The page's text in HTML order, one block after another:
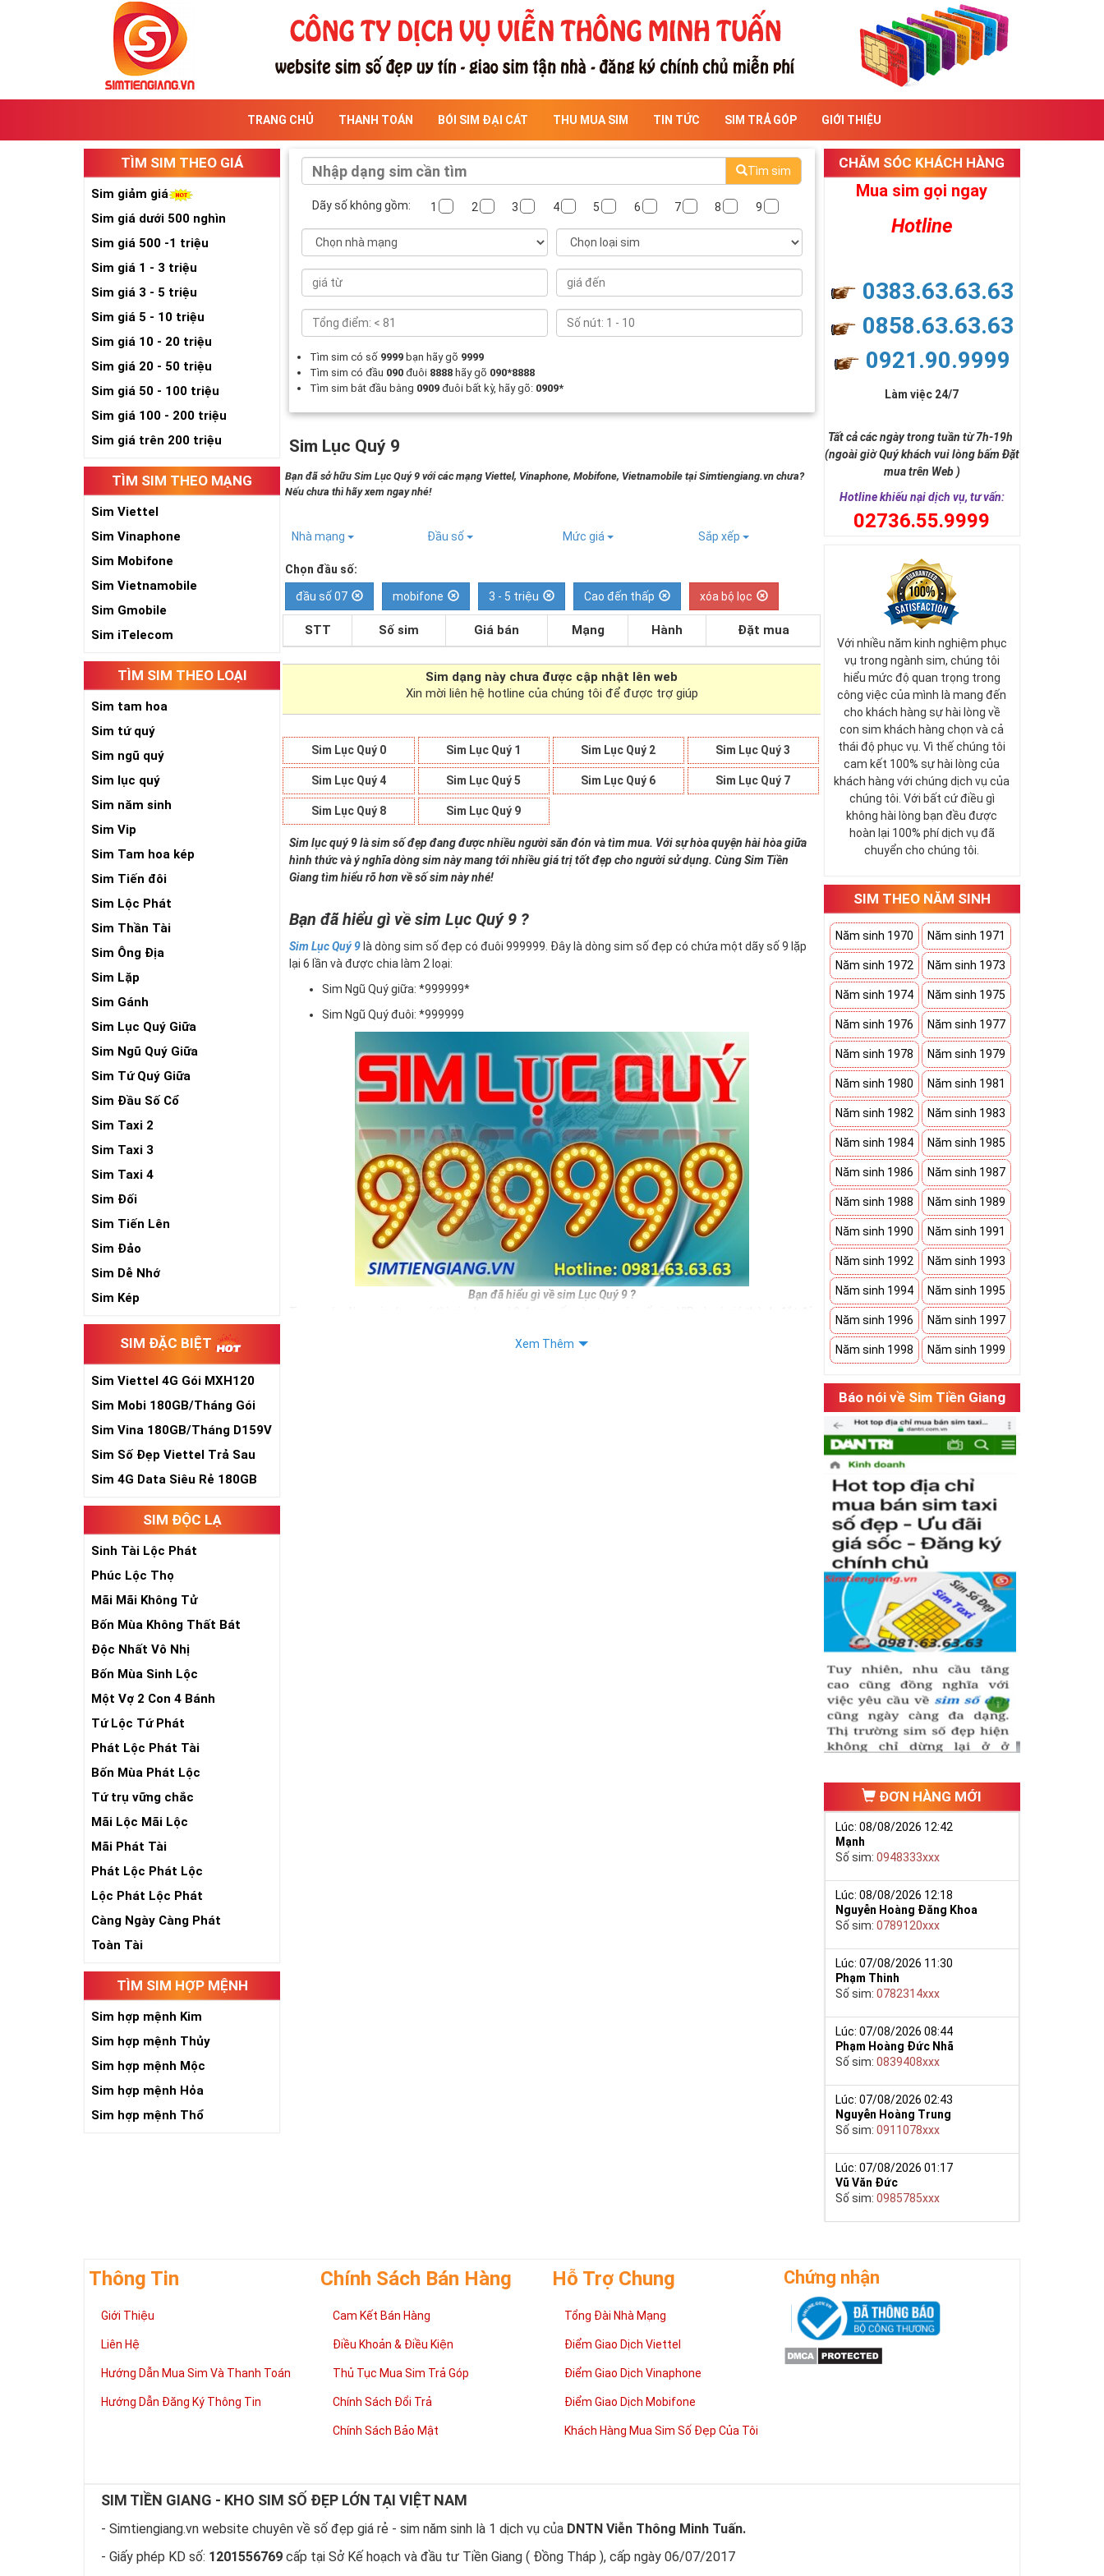
TRANG CHỦ THANH TOÁN BÓI SIM ĐẠI CÁT THU MUA SIM TIN TỨC SIM TRẢ GÓP GIỚI THIỆU
TÌM SIM THEO GIÁ
Sim giảm giá
Sim giá dưới 500 nghìn
Sim giá 500 -1 triệu
Sim giá 1 - 3 triệu
Sim giá 3 - 5 triệu
Sim giá 5 - 10 triệu
Sim giá 10 - 20 triệu
Sim giá 20 - 50 triệu
Sim giá 50 - 100 triệu
Sim giá 100 - 200 triệu
Sim giá trên 200 triệu
TÌM SIM THEO MẠNG
Sim Viettel
Sim Vinaphone
Sim Mobifone
Sim Vietnamobile
Sim Gmobile
Sim iTelecom
TÌM SIM THEO LOẠI
Sim tam hoa
Sim tứ quý
Sim ngũ quý
Sim lục quý
Sim năm sinh
Sim Vip
Sim Tam hoa kép
Sim Tiến đôi
Sim Lộc Phát
Sim Thần Tài
Sim Ông Địa
Sim Lặp
Sim Gánh
Sim Lục Quý Giữa
Sim Ngũ Quý Giữa
Sim Tứ Quý Giữa
Sim Đầu Số Cổ
Sim Taxi 2
Sim Taxi 3
Sim Taxi 4
Sim Đối
Sim Tiến Lên
Sim Đảo
Sim Dễ Nhớ
Sim Kép
SIM ĐẶC BIỆT
Sim Viettel 4G Gói MXH120
Siêu Rẻ
Sim Mobi 180GB/Tháng Gói
TK159
Sim Vina 180GB/Tháng D159V
Sim Số Đẹp Viettel Trả Sau
Sim 4G Data Siêu Rẻ 180GB
SIM ĐỘC LẠ
Sinh Tài Lộc Phát
Phúc Lộc Thọ
Mãi Mãi Không Tử
Bốn Mùa Không Thất Bát
Độc Nhất Vô Nhị
Bốn Mùa Sinh Lộc
Một Vợ 2 Con 4 Bánh
Tứ Lộc Tứ Phát
Phát Lộc Phát Tài
Bốn Mùa Phát Lộc
Tứ trụ vững chắc
Mãi Lộc Mãi Lộc
Mãi Phát Tài
Phát Lộc Phát Lộc
Lộc Phát Lộc Phát
Càng Ngày Càng Phát
Toàn Tài
TÌM SIM HỢP MỆNH
Sim hợp mệnh Kim
Sim hợp mệnh Thủy
Sim hợp mệnh Mộc
Sim hợp mệnh Hỏa
Sim hợp mệnh Thổ
Tìm sim
Dãy số không gồm: 1 2 3 4 5 6 7 8 9
Tìm sim có số 9999 bạn hãy gõ 9999
Tìm sim có đầu 090đuôi 8888 hãy gõ 090*8888
Tìm sim bắt đầu bằng 0909 đuôi bất kỳ, hãy gõ: 0909*
Sim Lục Quý 9
Bạn đã sở hữu Sim Lục Quý 9 với các mạng Viettel, Vinaphone, Mobifone, Vietnamobile tại Simtiengiang.vn chưa?
Nếu chưa thì hãy xem ngay nhé!
Nhà mạng Đầu số Mức giá Sắp xếp
Chọn đầu số:
đầu số 07 mobifone 3 - 5 triệu Cao đến thấp xóa bộ lọc
STT Số sim Giá bán Mạng Hành Đặt mua
Sim dạng này chưa được cập nhật lên web
Xin mời liên hệ hotline của chúng tôi để được trợ giúp
Sim Lục Quý 0 Sim Lục Quý 1 Sim Lục Quý 2 Sim Lục Quý 3
Sim Lục Quý 4 Sim Lục Quý 5 Sim Lục Quý 6 Sim Lục Quý 7
Sim Lục Quý 8 Sim Lục Quý 9
Sim lục quý 9 là sim số đẹp đang được nhiều người săn đón và tìm mua. Với sự hòa quyện hài hòa giữa
hình thức và ý nghĩa dòng sim này mang tới nhiều giá trị tốt đẹp cho người sử dụng. Cùng Sim Tiền
Giang tìm hiểu rõ hơn về số sim này nhé!
Bạn đã hiểu gì về sim Lục Quý 9 ?
Sim Lục Quý 9 là dòng sim số đẹp có đuôi 999999. Đây là dòng sim số đẹp có chứa một dãy số 9 lặp
lại 6 lần và được chia làm 2 loại:
Sim Ngũ Quý giữa: *999999*
Sim Ngũ Quý đuôi: *999999
Bạn đã hiểu gì về sim Lục Quý 9 ?
Tại sao nên sở hữu Sim Lục Quý 9?
Sở hữu Sim Lục Quý 9 không chỉ mang tới niềm vui trong cuộc sống, tài lộc trong công việc mà còn
thể hiện sựĐẲNG CẤPcho chủ nhân.
Theo ngũ hành tương sinh, những nhười thuộc mệnh Hỏa khi sử dụng Sim Lục Quý 9 sẽ có được
nhiềuTÀI LỘCtrong làm ăn và gia đình luôn vui vẻ, hạnh phúc.
Xem Thêm
CHĂM SÓC KHÁCH HÀNG
Mua sim gọi ngay
Hotline
0383.63.63.63
0858.63.63.63
0921.90.9999
Làm việc 24/7
Tất cả các ngày trong tuần từ 7h-19h
(ngoài giờ Quý khách vui lòng bấm Đặt
mua trên Web )
Hotline khiếu nại dịch vụ, tư vấn:
02736.55.9999
Với nhiều năm kinh nghiệm phục
vụ trong ngành sim, chúng tôi
hiểu mức độ quan trọng trong
công việc của mình là mang đến
cho khách hàng sự hài lòng về
con sim khách hàng chọn và cả
thái độ phục vụ. Vì thế chúng tôi
cam kết 100% sự hài lòng của
khách hàng với chúng dịch vụ của
chúng tôi. Với bất cứ điều gì
không hài lòng bạn đều được
hoàn lại 100% phí dịch vụ đã
chuyển cho chúng tôi.
SIM THEO NĂM SINH
Năm sinh 1970 Năm sinh 1971
Năm sinh 1972 Năm sinh 1973
Năm sinh 1974 Năm sinh 1975
Năm sinh 1976 Năm sinh 1977
Năm sinh 1978 Năm sinh 1979
Năm sinh 1980 Năm sinh 1981
Năm sinh 1982 Năm sinh 1983
Năm sinh 1984 Năm sinh 1985
Năm sinh 1986 Năm sinh 1987
Năm sinh 1988 Năm sinh 1989
Năm sinh 1990 Năm sinh 1991
Năm sinh 1992 Năm sinh 1993
Năm sinh 1994 Năm sinh 1995
Năm sinh 1996 Năm sinh 1997
Năm sinh 1998 Năm sinh 1999
Báo nói về Sim Tiền Giang
ĐƠN HÀNG MỚI
Lúc: 08/08/2026 12:42
Mạnh
Số sim:0948333xxx
Lúc: 08/08/2026 12:18
Nguyễn Hoàng Đăng Khoa
Số sim:0789120xxx
Lúc: 07/08/2026 11:30
Phạm Thinh
Số sim:0782314xxx
Lúc: 07/08/2026 08:44
Phạm Hoàng Đức Nhã
Số sim:0839408xxx
Lúc: 07/08/2026 02:43
Nguyễn Hoàng Trung
Số sim:0911078xxx
Lúc: 07/08/2026 01:17
Vũ Văn Đức
Số sim:0985785xxx
Thông Tin
Giới Thiệu
Liên Hệ
Hướng Dẫn Mua Sim Và Thanh Toán
Hướng Dẫn Đăng Ký Thông Tin
Chính Sách Bán Hàng
Cam Kết Bán Hàng
Điều Khoản & Điều Kiện
Thủ Tục Mua Sim Trả Góp
Chính Sách Đổi Trả
Chính Sách Bảo Mật
Hỗ Trợ Chung
Tổng Đài Nhà Mạng
Điểm Giao Dịch Viettel
Điểm Giao Dịch Vinaphone
Điểm Giao Dịch Mobifone
Khách Hàng Mua Sim Số Đẹp Của Tôi
Chứng nhận
SIM TIỀN GIANG - KHO SIM SỐ ĐẸP LỚN TẠI VIỆT NAM
- Simtiengiang.vn website chuyên về số đẹp giá rẻ - sim năm sinh là 1 dịch vụ của DNTN Viễn Thông Minh Tuấn.
- Giấy phép KD số: 1201556769 cấp tại Sở Kế hoạch và đầu tư Tiền Giang ( Đồng Tháp ), cấp ngày 06/07/2017